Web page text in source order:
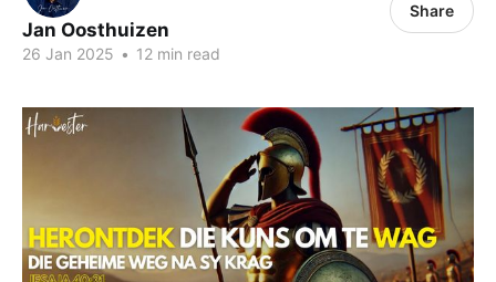
Jan Oosthuizen
26 Jan 2025 • 12 min read
Share